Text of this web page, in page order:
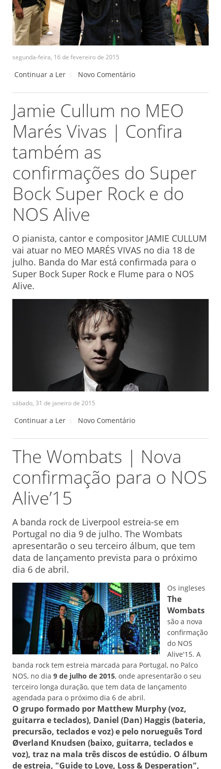
segunda-feira, 16 de fevereiro de 2015
Continuar a Ler Novo Comentário
Jamie Cullum no MEO
Marés Vivas | Confira
também as
confirmações do Super
Bock Super Rock e do
NOS Alive
O pianista, cantor e compositor JAMIE CULLUM
vai atuar no MEO MARÉS VIVAS no dia 18 de
julho. Banda do Mar está confirmada para o
Super Bock Super Rock e Flume para o NOS
Alive.
sábado, 31 de janeiro de 2015
Continuar a Ler Novo Comentário
The Wombats | Nova
confirmação para o NOS
Alive’15
A banda rock de Liverpool estreia-se em
Portugal no dia 9 de julho. The Wombats
apresentarão o seu terceiro álbum, que tem
data de lançamento prevista para o próximo
dia 6 de abril.
Os ingleses
The
Wombats
são a nova
confirmação
do NOS
Alive'15. A
banda rock tem estreia marcada para Portugal, no Palco
NOS, no dia 9 de julho de 2015, onde apresentarão o seu
terceiro longa duração, que tem data de lançamento
agendada para o próximo dia 6 de abril.
O grupo formado por Matthew Murphy (voz,
guitarra e teclados), Daniel (Dan) Haggis (bateria,
precursão, teclados e voz) e pelo norueguês Tord
Øverland Knudsen (baixo, guitarra, teclados e
voz), traz na mala três discos de estúdio. O álbum
de estreia, "Guide to Love, Loss & Desperation",